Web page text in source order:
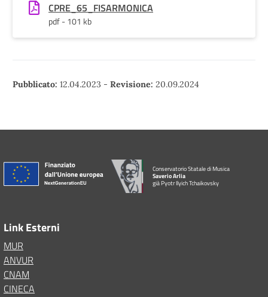
CPRE_65_FISARMONICA
pdf - 101 kb
Pubblicato: 12.04.2023 - Revisione: 20.09.2024
Conservatorio Statale di Musica
Saverio Arlia
già Pyotr Ilyich Tchaikovsky
Link Esterni
MUR
ANVUR
CNAM
CINECA